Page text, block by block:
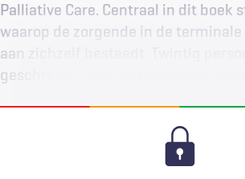
Palliative Care. Centraal in dit boek
waarop de zorgende in de
aan zichzelf besteedt. Twintig
geschreven door verzorgenden,